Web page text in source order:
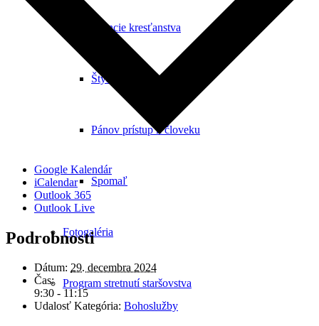
Esencie kresťanstva
Štyri kľúčové veci
Pánov prístup k človeku
Spomaľ
Fotogaléria
Program stretnutí staršovstva
Google Kalendár
iCalendar
Outlook 365
Outlook Live
Podrobnosti
Dátum: 29. decembra 2024
Čas:
9:30 - 11:15
Udalosť Kategória: Bohoslužby